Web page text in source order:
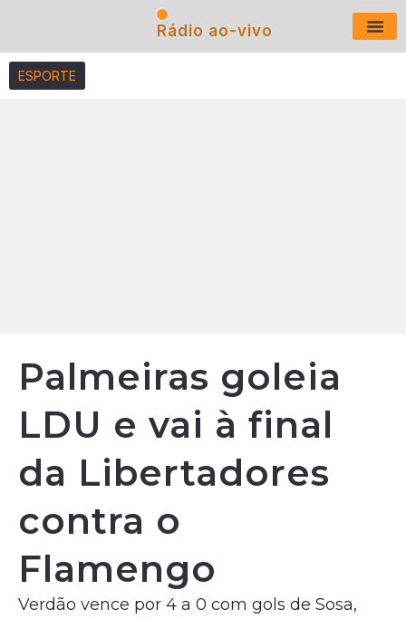
Rádio ao-vivo
ESPORTE
Palmeiras goleia
LDU e vai à final
da Libertadores
contra o
Flamengo
Verdão vence por 4 a 0 com gols de Sosa,